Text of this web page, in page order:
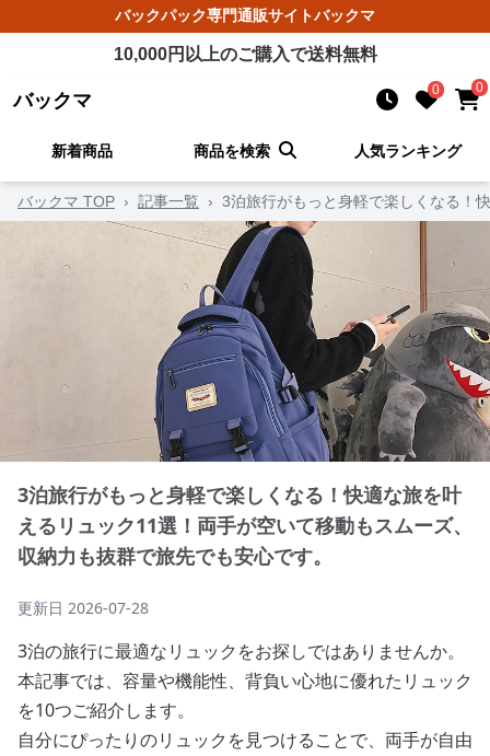
バックパック専門通販サイトバックマ
10,000円以上のご購入で送料無料
バックマ 0 0
新着商品 商品を検索 人気ランキング
バックマ TOP › 記事一覧 › 3泊旅行がもっと身軽で楽しくなる！
3泊旅行がもっと身軽で楽しくなる！快適な旅を叶
えるリュック11選！両手が空いて移動もスムーズ、
収納力も抜群で旅先でも安心です。
更新日 2026-07-28
3泊の旅行に最適なリュックをお探しではありませんか。
本記事では、容量や機能性、背負い心地に優れたリュック
を10つご紹介します。
自分にぴったりのリュックを見つけることで、両手が自由